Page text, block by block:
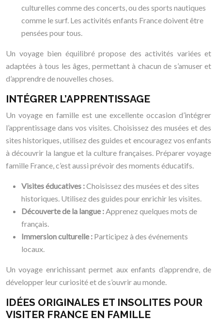
culturelles comme des concerts, ou des sports nautiques
comme le surf. Les activités enfants France doivent être
pensées pour tous.
Un voyage bien équilibré propose des activités variées et
adaptées à tous les âges, permettant à chacun de s’amuser et
d’apprendre de nouvelles choses.
INTÉGRER L’APPRENTISSAGE
Un voyage en famille est une excellente occasion d’intégrer
l’apprentissage dans vos visites. Choisissez des musées et des
sites historiques, utilisez des guides et encouragez vos enfants
à découvrir la langue et la culture françaises. Préparer voyage
famille France, c’est aussi prévoir des moments éducatifs.
Visites éducatives :Choisissez des musées et des sites
historiques. Utilisez des guides pour enrichir les visites.
Découverte de la langue :Apprenez quelques mots de
français.
Immersion culturelle : Participez à des événements
locaux.
Un voyage enrichissant permet aux enfants d’apprendre, de
développer leur curiosité et de s’ouvrir au monde.
IDÉES ORIGINALES ET INSOLITES POUR
VISITER FRANCE EN FAMILLE